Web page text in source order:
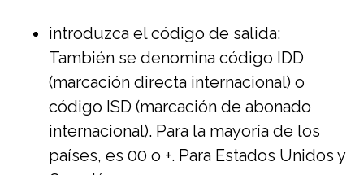
introduzca el código de salida:
También se denomina código IDD
(marcación directa internacional) o
código ISD (marcación de abonado
internacional). Para la mayoría de los
países, es 00 o +. Para Estados Unidos y